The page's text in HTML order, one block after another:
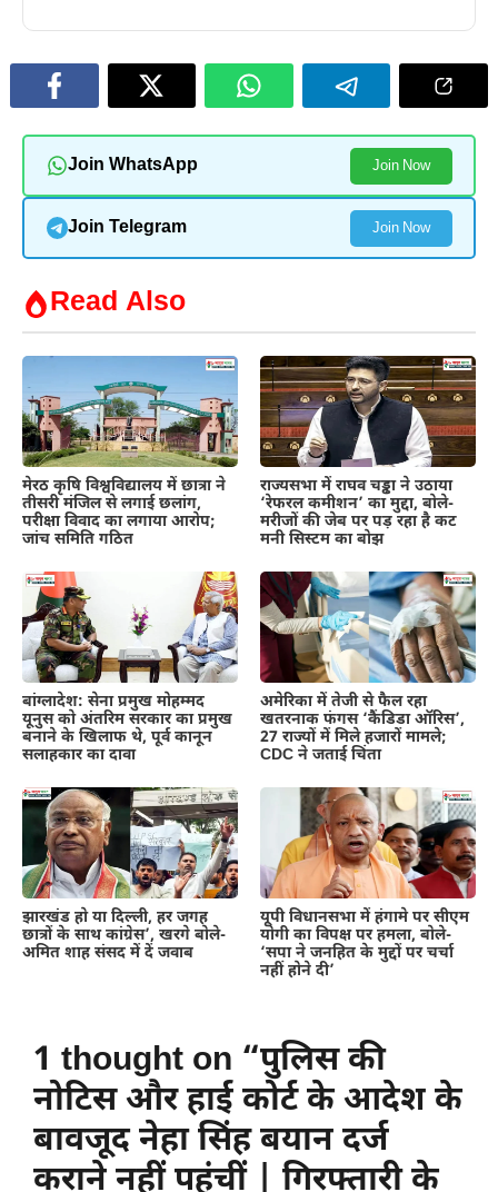
Join WhatsApp Join Now
Join Telegram Join Now
Read Also
मेरठ कृषि विश्वविद्यालय में छात्रा ने
तीसरी मंजिल से लगाई छलांग,
परीक्षा विवाद का लगाया आरोप;
जांच समिति गठित
राज्यसभा में राघव चड्ढा ने उठाया
‘रेफरल कमीशन’ का मुद्दा, बोले-
मरीजों की जेब पर पड़ रहा है कट
मनी सिस्टम का बोझ
बांग्लादेश: सेना प्रमुख मोहम्मद
यूनुस को अंतरिम सरकार का प्रमुख
बनाने के खिलाफ थे, पूर्व कानून
सलाहकार का दावा
अमेरिका में तेजी से फैल रहा
खतरनाक फंगस ‘कैंडिडा ऑरिस’,
27 राज्यों में मिले हजारों मामले;
CDC ने जताई चिंता
झारखंड हो या दिल्ली, हर जगह
छात्रों के साथ कांग्रेस’, खरगे बोले-
अमित शाह संसद में दें जवाब
यूपी विधानसभा में हंगामे पर सीएम
योगी का विपक्ष पर हमला, बोले-
‘सपा ने जनहित के मुद्दों पर चर्चा
नहीं होने दी’
1 thought on “पुलिस की
नोटिस और हाई कोर्ट के आदेश के
बावजूद नेहा सिंह बयान दर्ज
कराने नहीं पहुंचीं | गिरफ्तारी के